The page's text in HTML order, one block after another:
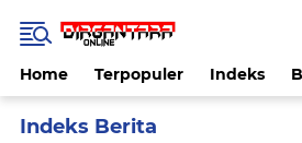
Home Terpopuler Indeks